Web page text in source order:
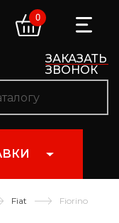
ЗАКАЗАТЬ
ЗВОНОК
0
Fiat Fiorino